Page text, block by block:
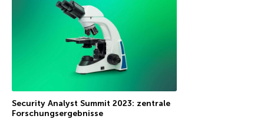
Security Analyst Summit 2023: zentrale
Forschungsergebnisse